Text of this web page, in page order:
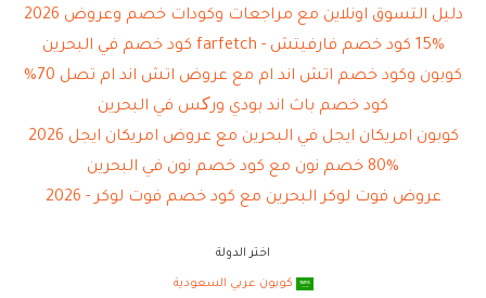
دليل التسوق اونلاين مع مراجعات وكودات خصم وعروض 2026
15% كود خصم فارفيتش - farfetch كود خصم في البحرين
كوبون وكود خصم اتش اند ام مع عروض اتش اند ام تصل 70%
كود خصم باث اند بودي ورکس في البحرين
كوبون امريكان ايجل في البحرين مع عروض امريكان ايجل 2026
80% خصم نون مع كود خصم نون في البحرين
عروض فوت لوكر البحرين مع كود خصم فوت لوكر - 2026
اختر الدولة
كوبون عربي السعودية